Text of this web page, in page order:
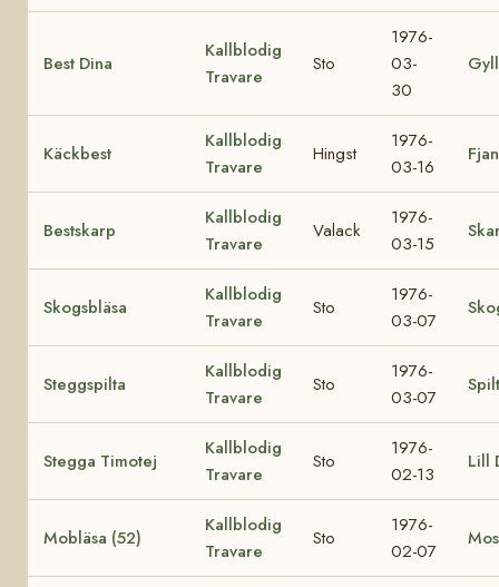
Best Dina
Kallblodig
Travare
Sto
1976-
03-
30
Käckbest
Kallblodig
Travare
Hingst
1976-
03-16
Bestskarp
Kallblodig
Travare
Valack
1976-
03-15
Skogsbläsa
Kallblodig
Travare
Sto
1976-
03-07
Steggspilta
Kallblodig
Travare
Sto
1976-
03-07
Stegga Timotej
Kallblodig
Travare
Sto
1976-
02-13
Lill
Mobläsa (52)
Kallblodig
Travare
Sto
1976-
02-07